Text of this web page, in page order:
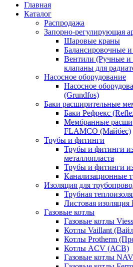
Главная
Каталог
Распродажа
Запорно-регулирующая
Шаровые краны
Балансировочные
Вентили (Ручные и
клапаны для
Насосное оборудование
Насосное
(Grundfos)
Баки расширительные
Баки Рефрекс
Мембранные
FLAMCO (Майбес)
Трубы и фитинги
Трубы и фитинги
металлопласта
Трубы и фитинги
Канализационные
Изоляция для
Трубная
Листовая
Газовые котлы
Газовые котлы
Котлы Vaillant
Котлы Protherm
Котлы ACV (АСВ)
Газовые котлы